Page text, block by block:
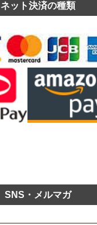
ネット決済の種類
SNS・メルマガ